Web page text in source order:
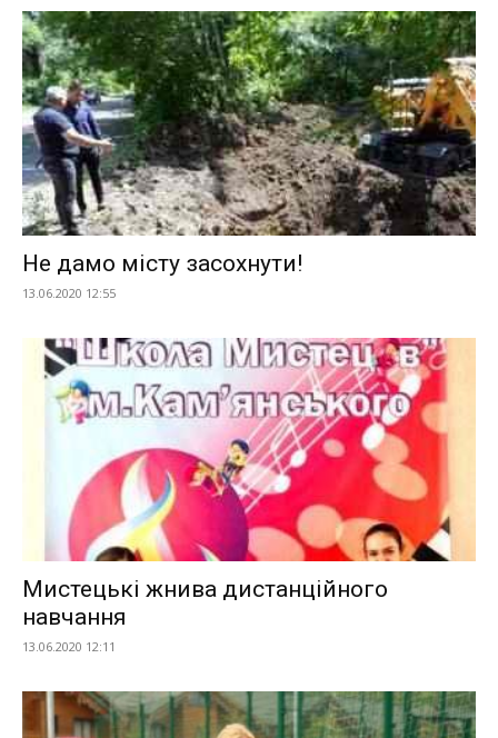
Не дамо місту засохнути!
13.06.2020 12:55
Мистецькі жнива дистанційного
навчання
13.06.2020 12:11